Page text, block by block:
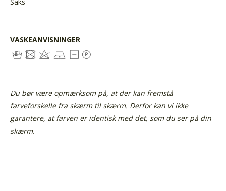
VASKEANVISNINGER
Du bør være opmærksom på, at der kan fremstå
farveforskelle fra skærm til skærm. Derfor kan vi ikke
garantere, at farven er identisk med det, som du ser på din
skærm.